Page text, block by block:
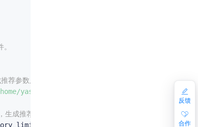
参数后，不写入配置文件。
yashan/redo'
成推荐参数后，写入配置文件。
'TPCH'
反馈
合作